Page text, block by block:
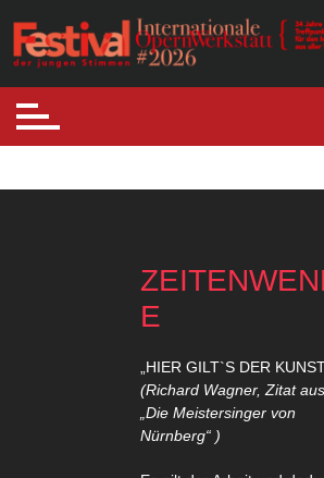
Internationale
Festival der jungen Stimmen
E
„HIER GILT`S DER
(Richard Wagner, Zitat aus
„Die Meistersinger von
Nürnberg“ )